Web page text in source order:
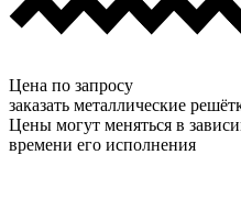
Цена по запросу
заказать металлические
Цены могут меняться в
времени его исполнения